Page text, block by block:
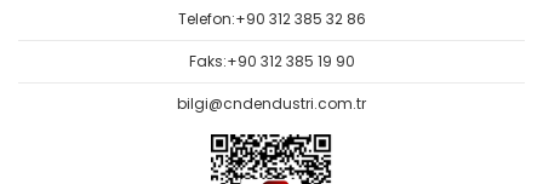
Telefon:+90 312 385 32 86
Faks:+90 312 385 19 90
bilgi@cndendustri.com.tr